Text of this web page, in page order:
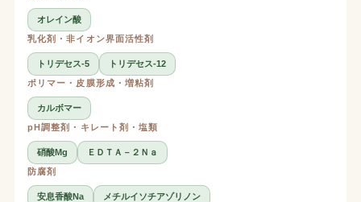
オレイン酸
乳化剤・非イオン界面活性剤
トリデセス-5
トリデセス-12
ポリマー・皮膜形成・増粘剤
カルボマー
pH調整剤・キレート剤・塩類
硝酸Mg
ＥＤＴＡ－２Ｎａ
防腐剤
安息香酸Na メチルイソチアゾリノン